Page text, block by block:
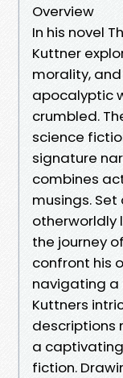
Overview
In his novel
Kuttner
morality,
apocalyptic
crumbled.
science
signature
combines
musings.
otherworldly
the journey
confront his
navigating a
Kuttners
descriptions
a
fiction.